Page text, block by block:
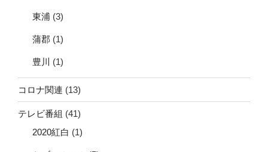
東浦 (3)
蒲郡 (1)
豊川 (1)
コロナ関連 (13)
テレビ番組 (41)
2020紅白 (1)